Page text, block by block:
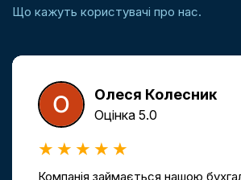
Що кажуть користувачі про нас.
Олеся Колесник
Оцінка 5.0
Компанія займається нашою